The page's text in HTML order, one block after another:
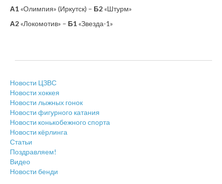
А1 «Олимпия» (Иркутск) – Б2 «Штурм»
А2 «Локомотив» – Б1 «Звезда-1»
Новости ЦЗВС
Новости хоккея
Новости лыжных гонок
Новости фигурного катания
Новости конькобежного спорта
Новости кёрлинга
Статьи
Поздравляем!
Видео
Новости бенди